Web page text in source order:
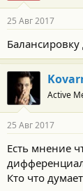
25 Авг 2017
Active
25 Авг 2017
Есть мнение
Кто что